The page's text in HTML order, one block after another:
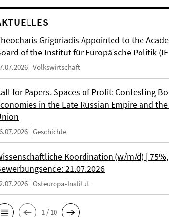
Grigoriadis Appointed to the
of the Institut für Europäische Politik
Volkswirtschaft
for Papers. Spaces of Profit: Contesting
in the Late Russian Empire and
Geschichte
Koordination (w/m/d) | 75%,
21.07.2026
Osteuropa-Institut
1 / 10